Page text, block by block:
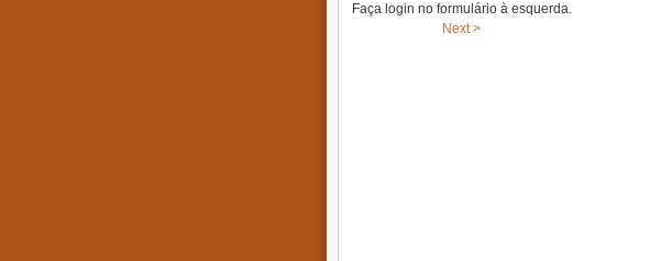
Faça login no formulário à esquerda.
Next >